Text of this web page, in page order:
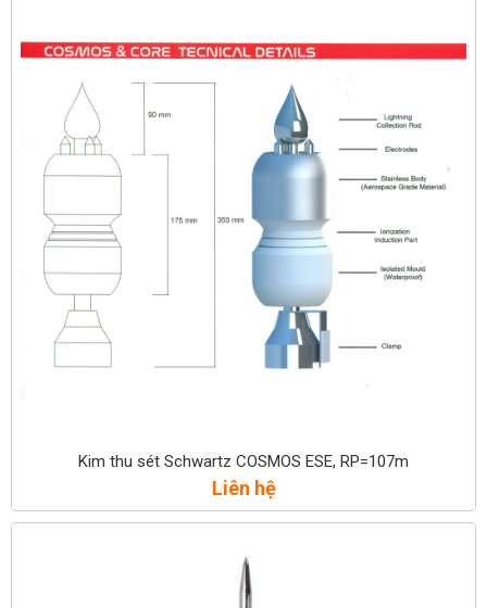
Kim thu sét Schwartz COSMOS ESE, RP=107m
Liên hệ